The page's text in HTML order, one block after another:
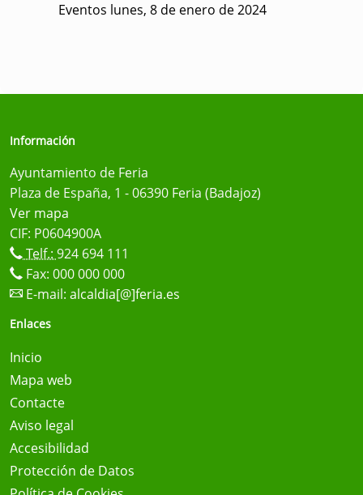
Eventos lunes, 8 de enero de 2024
Información
Ayuntamiento de Feria
Plaza de España, 1 - 06390 Feria (Badajoz)
Ver mapa
CIF: P0604900A
Telf.: 924 694 111
Fax: 000 000 000
E-mail: alcaldia[@]feria.es
Enlaces
Inicio
Mapa web
Contacte
Aviso legal
Accesibilidad
Protección de Datos